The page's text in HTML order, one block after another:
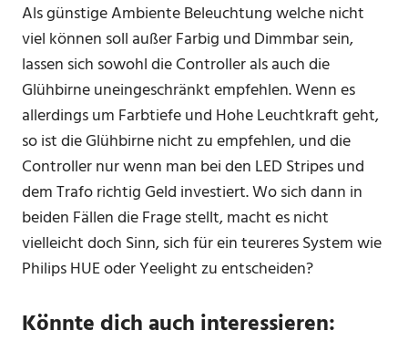
Als günstige Ambiente Beleuchtung welche nicht
viel können soll außer Farbig und Dimmbar sein,
lassen sich sowohl die Controller als auch die
Glühbirne uneingeschränkt empfehlen. Wenn es
allerdings um Farbtiefe und Hohe Leuchtkraft geht,
so ist die Glühbirne nicht zu empfehlen, und die
Controller nur wenn man bei den LED Stripes und
dem Trafo richtig Geld investiert. Wo sich dann in
beiden Fällen die Frage stellt, macht es nicht
vielleicht doch Sinn, sich für ein teureres System wie
Philips HUE oder Yeelight zu entscheiden?
Könnte dich auch interessieren: